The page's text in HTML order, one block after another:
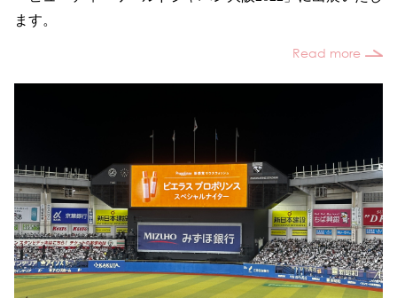
ます。
Read more